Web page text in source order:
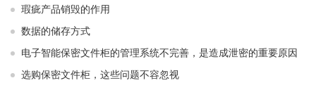
瑕疵产品销毁的作用
数据的储存方式
电子智能保密文件柜的管理系统不完善，是造成泄密的重要原因
选购保密文件柜，这些问题不容忽视